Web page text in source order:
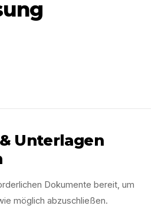
Unterlagen
Dokumente bereit, um
möglich abzuschließen.